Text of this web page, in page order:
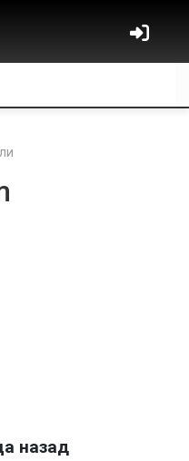
назад